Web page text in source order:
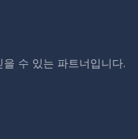
수 있는 파트너입니다.